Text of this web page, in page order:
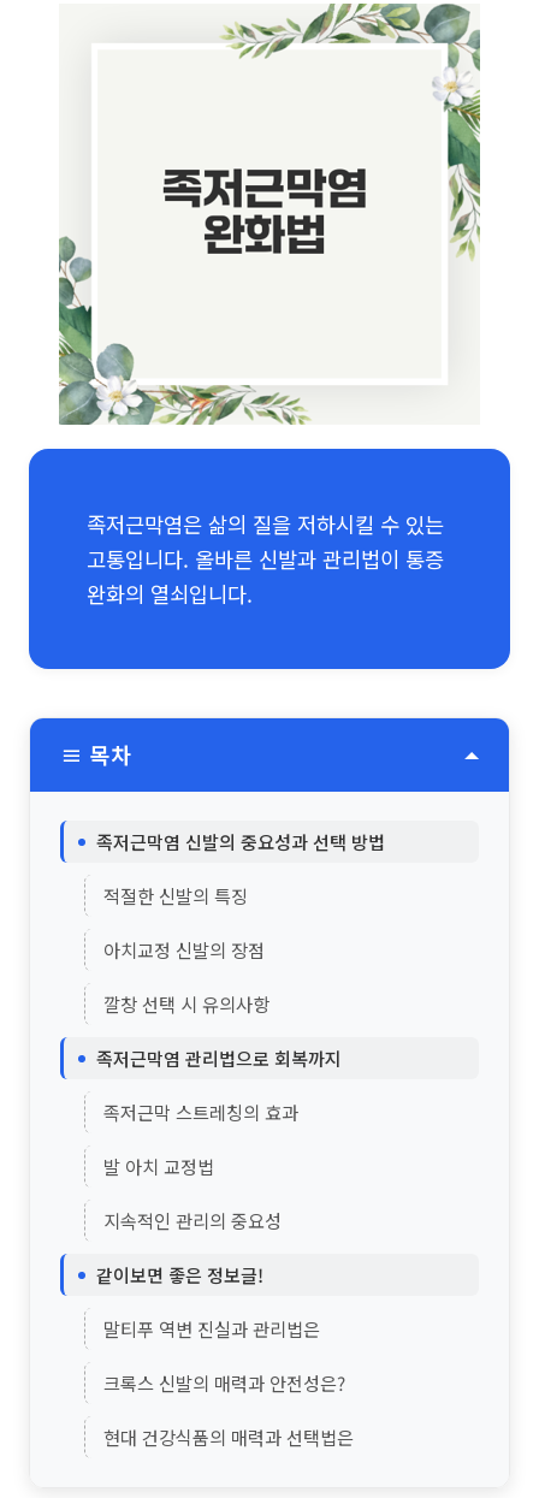
족저근막염은 삶의 질을 저하시킬 수 있는
고통입니다. 올바른 신발과 관리법이 통증
완화의 열쇠입니다.
≡ 목차
족저근막염 신발의 중요성과 선택 방법
적절한 신발의 특징
아치교정 신발의 장점
깔창 선택 시 유의사항
족저근막염 관리법으로 회복까지
족저근막 스트레칭의 효과
발 아치 교정법
지속적인 관리의 중요성
같이보면 좋은 정보글!
말티푸 역변 진실과 관리법은
크록스 신발의 매력과 안전성은?
현대 건강식품의 매력과 선택법은